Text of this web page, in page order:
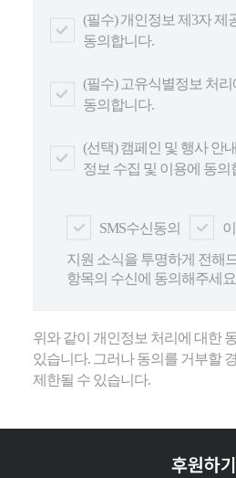
(필수) 개인정보 제3자 제
동의합니다.
(필수) 고유식별정보 처리
동의합니다.
(선택) 캠페인 및 행사 안
정보 수집 및 이용에 동의
SMS수신동의
지원 소식을 투명하게 전해
항목의 수신에 동의해주세
위와 같이 개인정보 처리에 대한
있습니다. 그러나 동의를 거부할
제한될 수 있습니다.
후원하기